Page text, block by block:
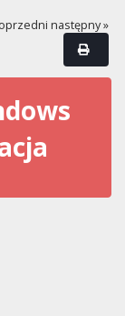
następny »